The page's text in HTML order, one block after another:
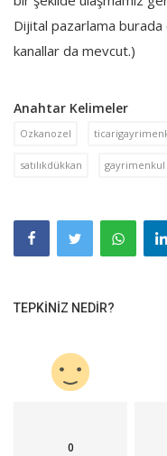
Dijital pazarlama
kanallar da mevcut.)
Anahtar Kelimeler
Ozkanozel
satılıkdükkan gayrimenkul
TEPKINIZ NEDIR?
0